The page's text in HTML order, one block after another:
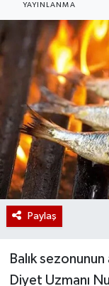
YAYINLANMA
Paylaş
Balık
Diyet Uzmanı